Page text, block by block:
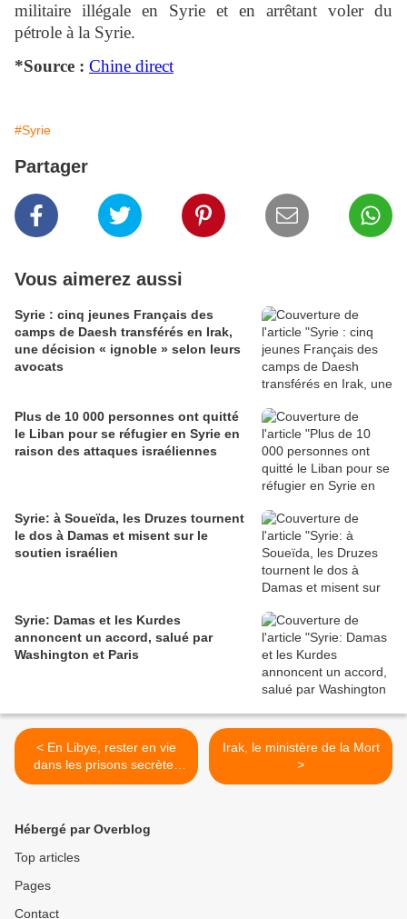
militaire illégale en Syrie et en arrêtant voler du
pétrole à la Syrie.
*Source : Chine direct
#Syrie
Partager
Vous aimerez aussi
Syrie : cinq jeunes Français des
camps de Daesh transférés en Irak,
une décision « ignoble » selon leurs
avocats
Plus de 10 000 personnes ont quitté
le Liban pour se réfugier en Syrie en
raison des attaques israéliennes
Syrie: à Soueïda, les Druzes tournent
le dos à Damas et misent sur le
soutien israélien
Syrie: Damas et les Kurdes
annoncent un accord, salué par
Washington et Paris
< En Libye, rester en vie
dans les prisons secrètes
est un miracle
Irak, le ministère de la Mort
>
Hébergé par Overblog
Top articles
Pages
Contact